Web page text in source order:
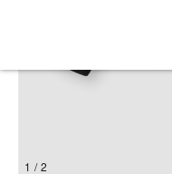
1 / 2